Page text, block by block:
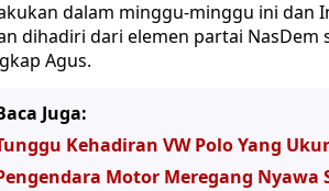
dalam minggu-minggu ini dan
dihadiri dari elemen partai NasDem
Agus.
Juga:
Kehadiran VW Polo Yang
Motor Meregang Nyawa